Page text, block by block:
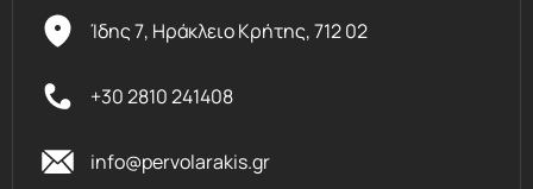
Ίδης 7, Ηράκλειο Kρήτης,712 02
+30 2810 241408
info@pervolarakis.gr